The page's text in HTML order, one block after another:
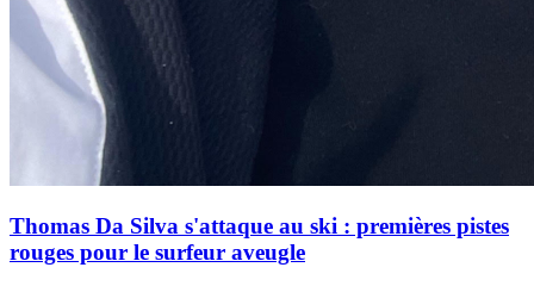
Thomas Da Silva s'attaque au ski : premières pistes
rouges pour le surfeur aveugle